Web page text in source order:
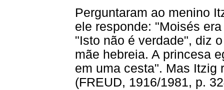
Perguntaram ao menino
ele responde: "Moisés
"Isto não é verdade", diz
mãe hebreia. A princesa
em uma cesta". Mas Itzig
(FREUD, 1916/1981, p.